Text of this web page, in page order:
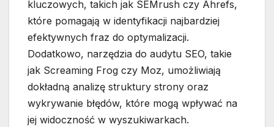
kluczowych, takich jak SEMrush czy Ahrefs,
które pomagają w identyfikacji najbardziej
efektywnych fraz do optymalizacji.
Dodatkowo, narzędzia do audytu SEO, takie
jak Screaming Frog czy Moz, umożliwiają
dokładną analizę struktury strony oraz
wykrywanie błędów, które mogą wpływać na
jej widoczność w wyszukiwarkach.